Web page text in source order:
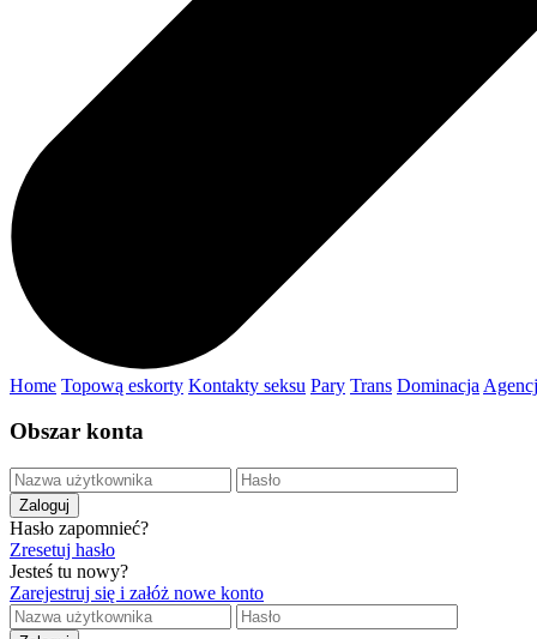
Home Topową eskorty Kontakty seksu Pary Trans Dominacja
Obszar konta
Hasło zapomnieć?
Zresetuj hasło
Jesteś tu nowy?
Zarejestruj się i załóż nowe konto